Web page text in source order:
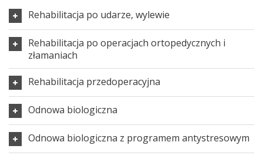
Rehabilitacja po udarze, wylewie
Rehabilitacja po operacjach ortopedycznych i
złamaniach
Rehabilitacja przedoperacyjna
Odnowa biologiczna
Odnowa biologiczna z programem antystresowym